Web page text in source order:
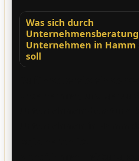
Was sich durch
Unternehmen in
soll